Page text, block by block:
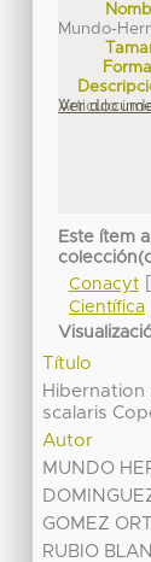
Mundo-
Articulo
Ver
Este ítem
Conacyt
Científica
Título
Hibernation
scalaris
Autor
MUNDO
GOMEZ
RUBIO